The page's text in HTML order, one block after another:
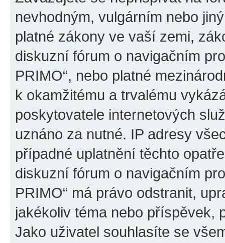
nevhodným, vulgárním nebo
platné zákony ve vaší zemi,
diskuzní fórum o navigačním
PRIMO“, nebo platné
k okamžitému a trvalému
poskytovatele internetových
uznáno za nutné. IP adresy
případné uplatnění těchto
diskuzní fórum o navigačním
PRIMO“ má právo odstranit,
jakékoliv téma nebo příspěvek,
Jako uživatel souhlasíte se